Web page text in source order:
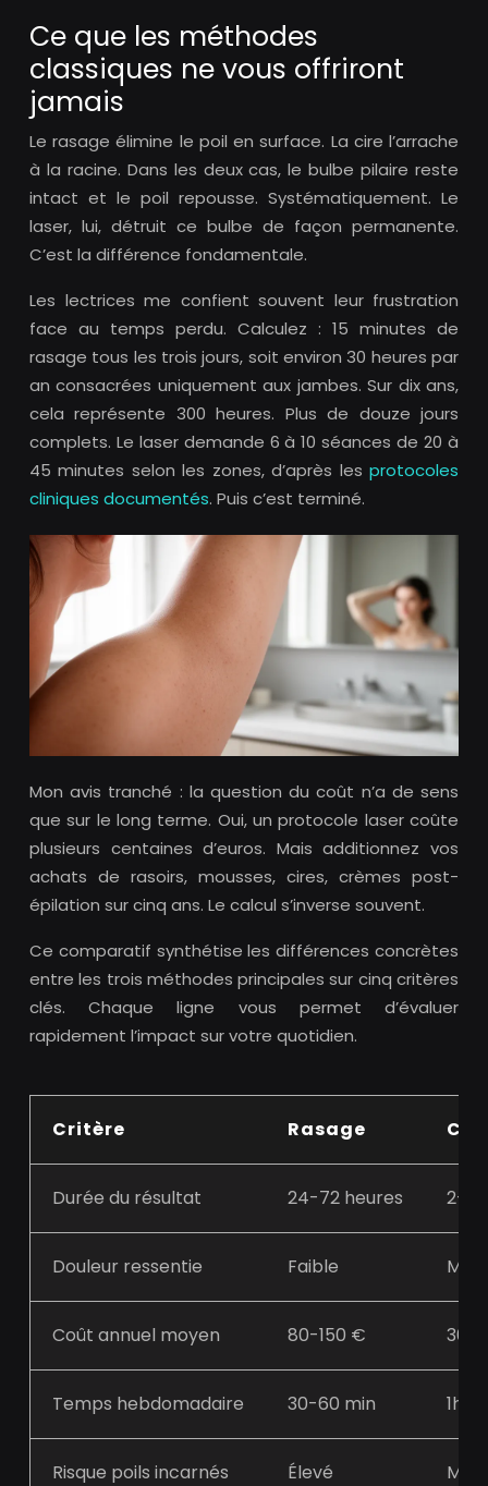
Ce que les méthodes
classiques ne vous offriront
jamais
Le rasage élimine le poil en surface. La cire l’arrache
à la racine. Dans les deux cas, le bulbe pilaire reste
intact et le poil repousse. Systématiquement. Le
laser, lui, détruit ce bulbe de façon permanente.
C’est la différence fondamentale.
Les lectrices me confient souvent leur frustration
face au temps perdu. Calculez : 15 minutes de
rasage tous les trois jours, soit environ 30 heures par
an consacrées uniquement aux jambes. Sur dix ans,
cela représente 300 heures. Plus de douze jours
complets. Le laser demande 6 à 10 séances de 20 à
45 minutes selon les zones, d’après les protocoles
cliniques documentés. Puis c’est terminé.
Mon avis tranché : la question du coût n’a de sens
que sur le long terme. Oui, un protocole laser coûte
plusieurs centaines d’euros. Mais additionnez vos
achats de rasoirs, mousses, cires, crèmes post-
épilation sur cinq ans. Le calcul s’inverse souvent.
Ce comparatif synthétise les différences concrètes
entre les trois méthodes principales sur cinq critères
clés. Chaque ligne vous permet d’évaluer
rapidement l’impact sur votre quotidien.
Critère Rasage Cire
Durée du résultat 24-72 heures 2-4
Douleur ressentie Faible
Coût annuel moyen 80-150 €
Temps hebdomadaire 30-60 min 1h/
Risque poils incarnés Élevé